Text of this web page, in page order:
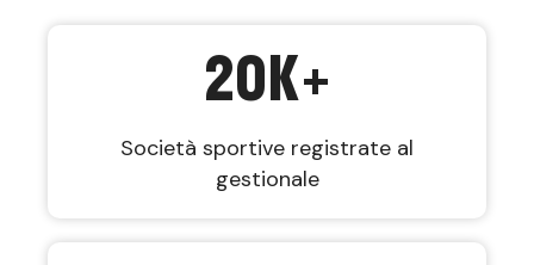
20K+
Società sportive registrate al
gestionale